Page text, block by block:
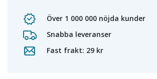
Över 1 000 000 nöjda kunder
Snabba leveranser
Fast frakt: 29 kr